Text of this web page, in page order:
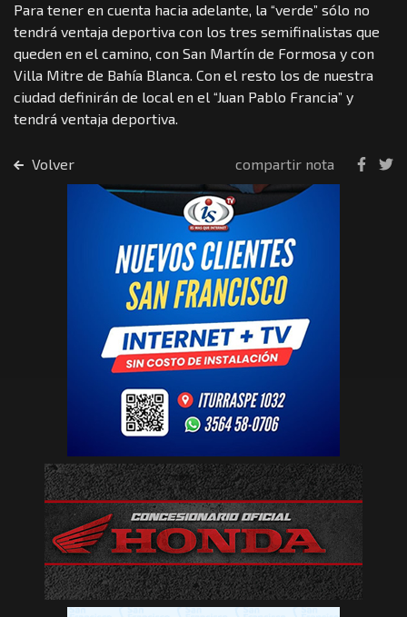
Para tener en cuenta hacia adelante, la “verde” sólo no
tendrá ventaja deportiva con los tres semifinalistas que
queden en el camino, con San Martín de Formosa y con
Villa Mitre de Bahía Blanca. Con el resto los de nuestra
ciudad definirán de local en el “Juan Pablo Francia” y
tendrá ventaja deportiva.
Volver compartir nota